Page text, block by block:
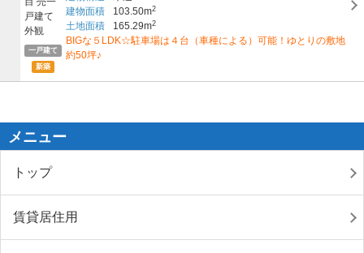
一戸建て
新築
建物面積
103.50m2
土地面積 165.29m2
BIGな５LDK☆駐車場は４台（車種による）可能！ゆとりの敷地
約50坪♪
メニュー
トップ
賃貸居住用